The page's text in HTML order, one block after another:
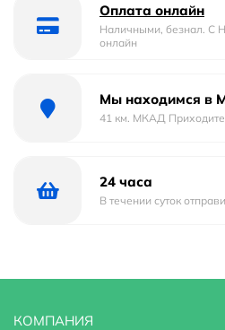
Стандарт подключения: G
Монтаж: настенный.
Смеситель.
Душевая штанга.
Ручной душ.
Оплата онлайн
Наличными, безнал. С
онлайн
Мы находимся в
41 км. МКАД
24 часа
В течении суток
КОМПАНИЯ